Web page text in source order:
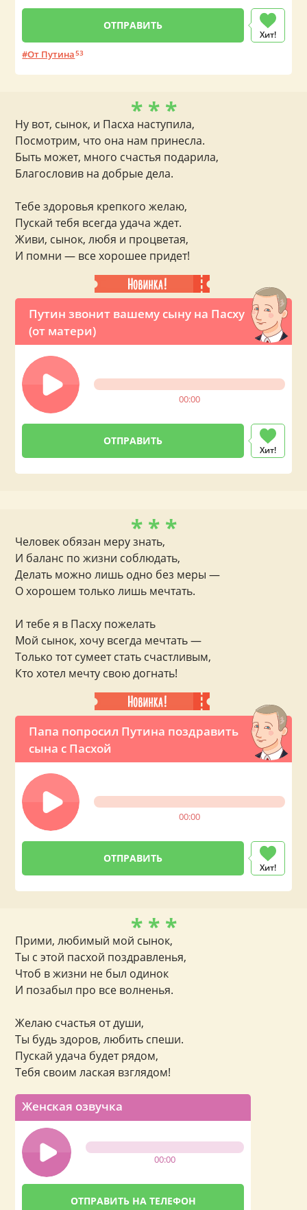
Хит!
От Путина53
Путин звонит вашему сыну на Пасху
(от матери)
00:00
Хит!
* * *
Ну вот, сынок, и Пасха наступила,
Посмотрим, что она нам принесла.
Быть может, много счастья подарила,
Благословив на добрые дела.
Тебе здоровья крепкого желаю,
Пускай тебя всегда удача ждет.
Живи, сынок, любя и процветая,
И помни — все хорошее придет!
Папа попросил Путина поздравить
сына с Пасхой
00:00
Хит!
* * *
Человек обязан меру знать,
И баланс по жизни соблюдать,
Делать можно лишь одно без меры —
О хорошем только лишь мечтать.
И тебе я в Пасху пожелать
Мой сынок, хочу всегда мечтать —
Только тот сумеет стать счастливым,
Кто хотел мечту свою догнать!
* * *
Прими, любимый мой сынок,
Ты с этой пасхой поздравленья,
Чтоб в жизни не был одинок
И позабыл про все волненья.
Желаю счастья от души,
Ты будь здоров, любить спеши.
Пускай удача будет рядом,
Тебя своим лаская взглядом!
Женская озвучка
00:00